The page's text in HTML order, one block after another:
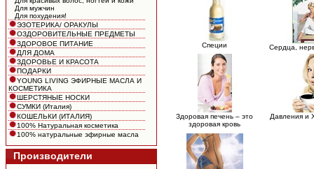
Для мужчин
Для похудения!
ЭЗОТЕРИКА/ ОРАКУЛЫ
ОЗДОРОВИТЕЛЬНЫЕ ПРЕДМЕТЫ
ЗДОРОВОЕ ПИТАНИЕ
ДЛЯ ДОМА
ЗДОРОВЬЕ И КРАСОТА
ПОДАРКИ
YOUNG LIVING ЭФИРНЫЕ МАСЛА И
КОСМЕТИКА
ШЕРСТЯНЫЕ НОСКИ
СУМКИ (Италия)
КОШЕЛЬКИ (ИТАЛИЯ)
100% Натуральная косметика
100% натуральные эфирные масла
Производители
Специи Сердца,
Здоровая печень – это
здоровая кровь
Давления и